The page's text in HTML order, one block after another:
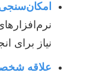
نیاز برای
علاقه